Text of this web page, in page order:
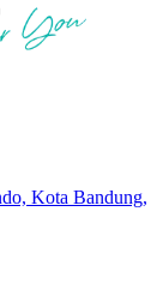
Kota Bandung,